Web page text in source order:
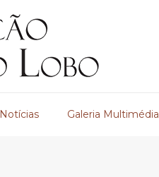
Notícias Galeria Multimédia